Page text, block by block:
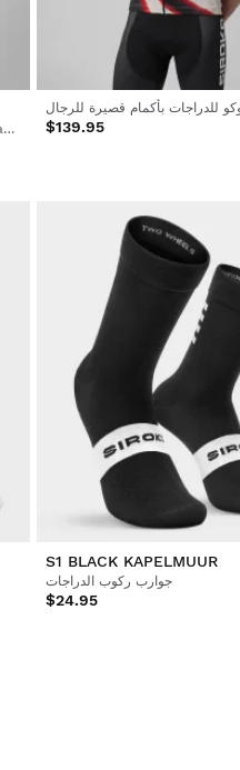
قميص ركوب الدراجات الرجالي من Boombastic $139.95
S1 BLACK KAPELMUUR
جوارب ركوب الدراجات
$24.95